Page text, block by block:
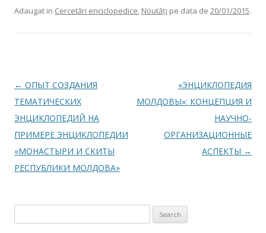
Adaugat in Cercetări enciclopedice, Noutăți pe data de 20/01/2015.
Post navigation
← ОПЫТ СОЗДАНИЯ
ТЕМАТИЧЕСКИХ
ЭНЦИКЛОПЕДИЙ НА
ПРИМЕРЕ ЭНЦИКЛОПЕДИИ
«МОНАСТЫРИ И СКИТЫ
РЕСПУБЛИКИ МОЛДОВА»
«ЭНЦИКЛОПЕДИЯ
МОЛДОВЫ»: КОНЦЕПЦИЯ И
НАУЧНО-
ОРГАНИЗАЦИОННЫЕ
АСПЕКТЫ →